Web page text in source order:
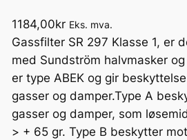
1184,00kr Eks. mva.
Gassfilter SR 297 Klasse 1, er
med Sundström halvmasker
er type ABEK og gir
gasser og damper.Type A
gasser og damper, som
> + 65 gr. Type B beskytter